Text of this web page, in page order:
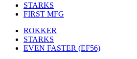
STARKS
FIRST MFG
ROKKER
STARKS
EVEN FASTER (EF56)